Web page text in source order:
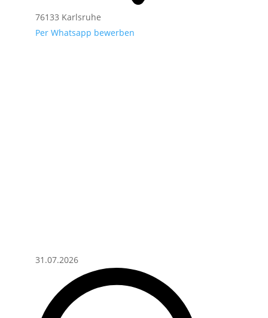
76133 Karlsruhe
Per Whatsapp bewerben
31.07.2026